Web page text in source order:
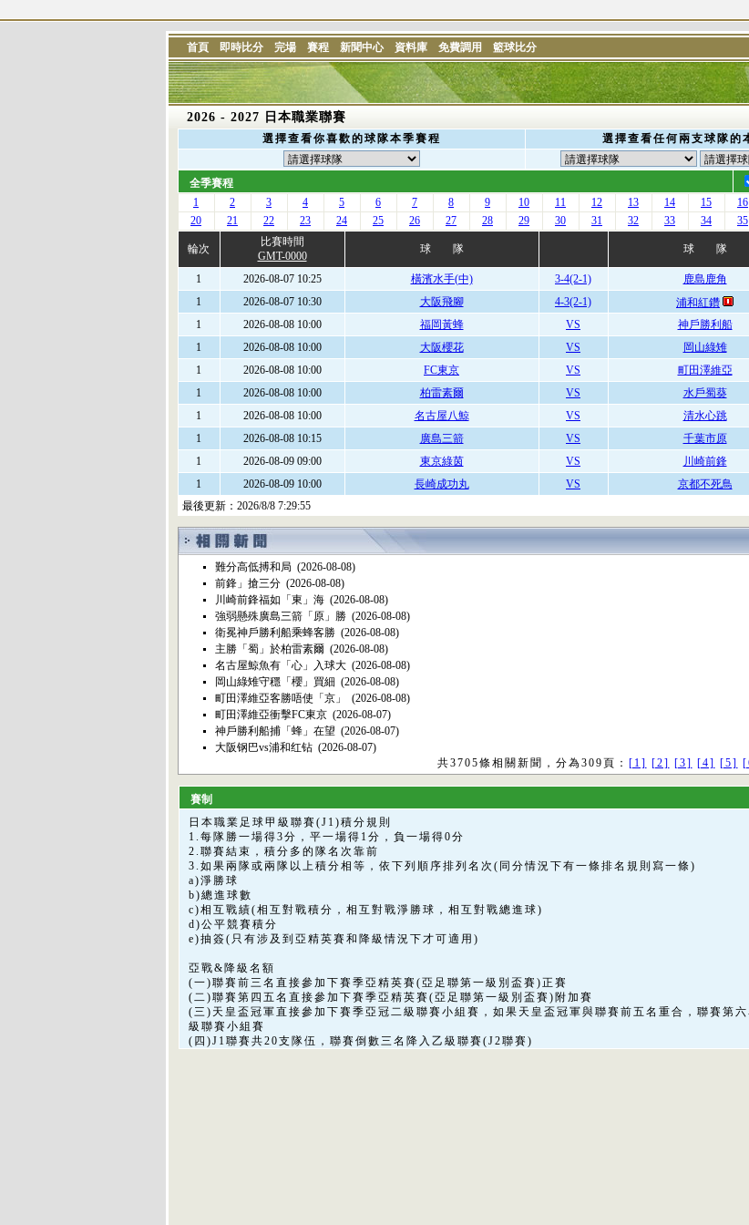
首頁 即時比分 完場 賽程 新聞中心 資料庫 免費調用 籃球比分
2026 - 2027 日本職業聯賽
選擇查看你喜歡的球隊本季賽程 選擇查看任何兩支球隊的
全季賽程
1
2 3 4 5 6 7 8 9 10 11 12 13 14 15 16
20
21 22 23 24 25 26 27 28 29 30 31 32 33 34 35
輪次
比賽時間
GMT-0000
球 隊 球 隊
1 2026-08-07 10:25 橫濱水手(中) 3-4(2-1)
鹿島鹿角
1
2026-08-07 10:30 大阪飛腳 4-3(2-1)
浦和紅鑽
1
2026-08-08 10:00 福岡黃蜂 VS
神戶勝利船
1
2026-08-08 10:00 大阪櫻花 VS
岡山綠雉
1
2026-08-08 10:00 FC東京 VS
町田澤維亞
1
2026-08-08 10:00 柏雷素爾 VS
水戶蜀葵
1
2026-08-08 10:00 名古屋八鯨 VS
清水心跳
1
2026-08-08 10:15 廣島三箭 VS
千葉市原
1
2026-08-09 09:00 東京綠茵 VS
川崎前鋒
1
2026-08-09 10:00 長崎成功丸 VS
京都不死鳥
最後更新： 2026/8/8 7:29:55
難分高低搏和局 (2026-08-08)
前鋒」搶三分(2026-08-08)
川崎前鋒福如「東」海(2026-08-08)
強弱懸殊廣島三箭「原」勝(2026-08-08)
衛冕神戶勝利船乘蜂客勝(2026-08-08)
主勝「蜀」於柏雷素爾 (2026-08-08)
名古屋鯨魚有「心」入球大(2026-08-08)
岡山綠雉守穩「櫻」買細 (2026-08-08)
町田澤維亞客勝唔使「京」
(2026-08-08)
町田澤維亞衝擊FC東京(2026-08-07)
神戶勝利船捕「蜂」在望 (2026-08-07)
大阪钢巴vs浦和红钻(2026-08-07)
共3705條相關新聞，分為309頁： [1] [2] [3] [4] [5]
賽制
日本職業足球甲級聯賽(J1)積分規則
1.每隊勝一場得3分，平一場得1分，負一場得0分
2.聯賽結束，積分多的隊名次靠前
3.如果兩隊或兩隊以上積分相等，依下列順序排列名次(同分情況下有一條排名規則寫一條)
a)淨勝球
b)總進球數
c)相互戰績(相互對戰積分，相互對戰淨勝球，相互對戰總進球)
d)公平競賽積分
e)抽簽(只有涉及到亞精英賽和降級情況下才可適用)
亞戰&降級名額
(一)聯賽前三名直接參加下賽季亞精英賽(亞足聯第一級別盃賽)正賽
(二)聯賽第四五名直接參加下賽季亞精英賽(亞足聯第一級別盃賽)附加賽
(三)天皇盃冠軍直接參加下賽季亞冠二級聯賽小組賽，如果天皇盃冠軍與聯賽前五名重合，聯賽第
級聯賽小組賽
(四)J1聯賽共20支隊伍，聯賽倒數三名降入乙級聯賽(J2聯賽)